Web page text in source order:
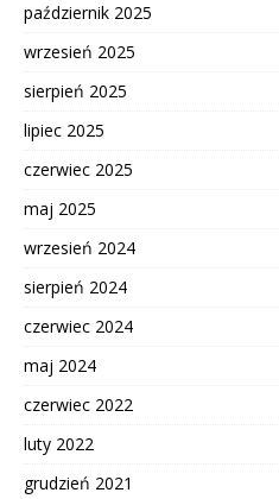
październik 2025
wrzesień 2025
sierpień 2025
lipiec 2025
czerwiec 2025
maj 2025
wrzesień 2024
sierpień 2024
czerwiec 2024
maj 2024
czerwiec 2022
luty 2022
grudzień 2021